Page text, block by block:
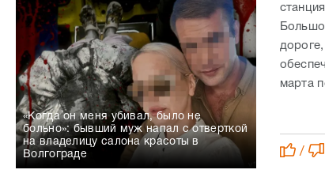
«Когда он меня убивал, было не
больно»: бывший муж напал с отверткой
на владелицу салона красоты в
Волгограде
марта
/